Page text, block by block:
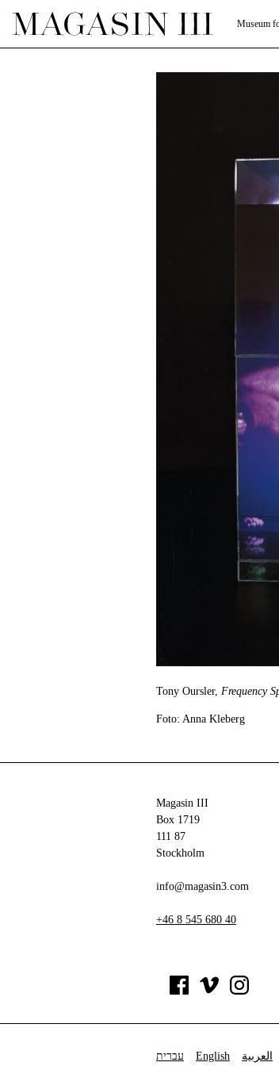
Museum
Tony Oursler, Frequency
Foto: Anna Kleberg
Magasin III
Box 1719
111 87
Stockholm
info@magasin3.com
+46 8 545 680 40
עברית English العربية